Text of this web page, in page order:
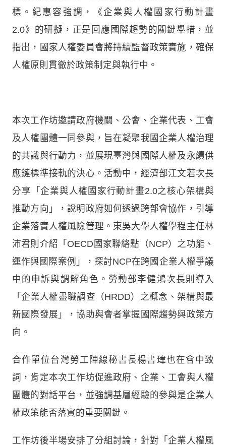
標。紀惠容強調，《企業與人權國家行動計畫
2.0》的研擬，正是回應國際趨勢的關鍵舉措，並
指出，國家人權委員會將持續監督政策實施，確保
人權原則貫徹於政策制定與執行中。
本次工作坊邀請政府機關、公會、企業代表、工會
及人權團體一同參與，旨在凝聚我國企業人權治理
的共識與行動力，並展現臺灣與國際人權及永續供
應鏈標準接軌的決心。活動中，經濟部江文若次長
分享「企業與人權國家行動計畫2.0之核心架構與
推動方向」，說明政府如何透過跨部會協作，引導
企業落實人權風險管理。東吳大學人權學程主任林
沛君則介紹「OECD國家聯絡點（NCP）之功能、
運作與國際案例」，探討NCP在跨國企業人權爭議
中的申訴與調解角色。勞動部李健鴻次長則導入
「企業人權盡職調查（HRDD）之概念、架構與最
新國際發展」，協助與會者掌握國際趨勢與政策方
向。
合作單位台灣勞工陣線秘書長楊書瑋也在會中致
詞，肯定本次工作坊促進政府、企業、工會與人權
團體的對話平台，並強調基層經驗的參與是企業人
權政策能否落實的重要關鍵。
工作坊後半場安排了分組討論，針對「企業人權風